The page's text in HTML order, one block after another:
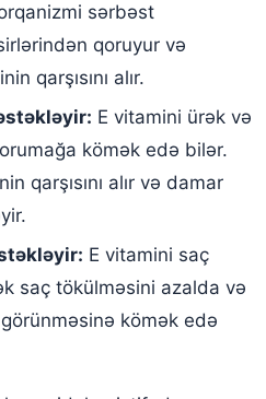
sərbəst
qoruyur və
qarşısını alır.
E vitamini ürək və
kömək edə bilər.
qarşısını alır və damar
E vitamini saç
saç tökülməsini azalda və
kömək edə